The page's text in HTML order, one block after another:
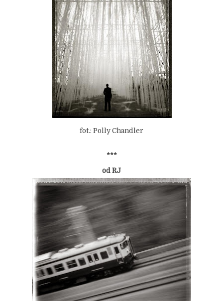
fot.: Polly Chandler
***
od RJ